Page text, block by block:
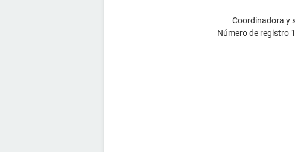
Coordinadora y
Número de registro